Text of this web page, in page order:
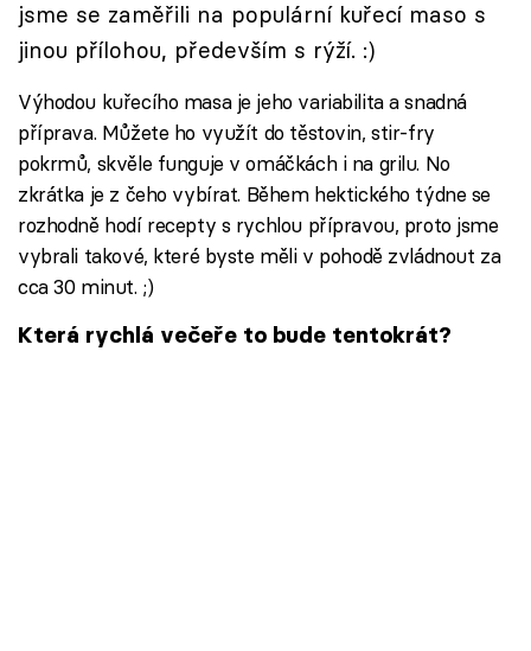
Přihlášení
Sledujte nás
jsme se zaměřili na populární kuřecí maso s
jinou přílohou, především s rýží. :)
Výhodou kuřecího masa je jeho variabilita a snadná
příprava. Můžete ho využít do těstovin, stir-fry
pokrmů, skvěle funguje v omáčkách i na grilu. No
zkrátka je z čeho vybírat. Během hektického týdne se
rozhodně hodí recepty s rychlou přípravou, proto jsme
vybrali takové, které byste měli v pohodě zvládnout za
cca 30 minut. ;)
Která rychlá večeře to bude tentokrát?